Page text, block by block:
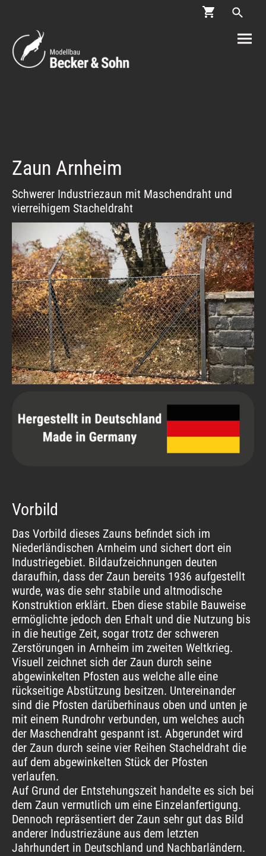
Zaun Arnheim
Schwerer Industriezaun mit Maschendraht und
vierreihigem Stacheldraht
Vorbild
Das Vorbild dieses Zauns befindet sich im
Niederländischen Arnheim und sichert dort ein
Industriegebiet. Bildaufzeichnungen deuten
daraufhin, dass der Zaun bereits 1936 aufgestellt
wurde, was die sehr stabile und altmodische
Konstruktion erklärt. Eben diese stabile Bauweise
ermöglichte jedoch den Erhalt und die Nutzung bis
in die heutige Zeit, sogar trotz der schweren
Zerstörungen in Arnheim im zweiten Weltkrieg.
Visuell zeichnet sich der Zaun durch seine
abgewinkelten Pfosten aus welche alle eine
rückseitige Abstützung besitzen. Untereinander
sind die Pfosten darüberhinaus oben und unten je
mit einem Rundrohr verbunden, um welches auch
der Maschendraht gespannt ist. Abgerundet wird
der Zaun durch seine vier Reihen Stacheldraht die
auf dem abgewinkelten Stück der Pfosten
verlaufen.
Auf Grund der Entstehungszeit handelte es sich bei
dem Zaun vermutlich um eine Einzelanfertigung.
Dennoch repräsentiert der Zaun sehr gut das Bild
anderer Industriezäune aus dem letzten
Jahrhundert in Deutschland und Nachbarländern.